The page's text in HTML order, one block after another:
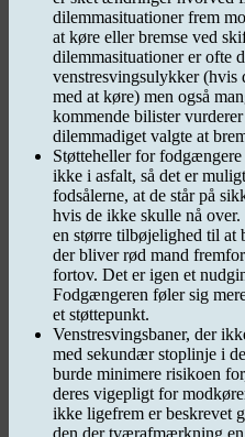
dilemmasituationer frem
at køre eller bremse ved
dilemmasituationer er ofte
venstresvingsulykker (hvis
med at køre) men også
kommende bilister
dilemmadiget valgte at
Støtteheller for
ikke i asfalt, så det er
fodsålerne, at de står på
hvis de ikke skulle nå
en større tilbøjelighed til at
der bliver rød mand
fortov. Det er igen et
Fodgængeren føler sig
et støttepunkt.
Venstresvingsbaner, der
med sekundær stoplinje i
burde minimere risikoen
deres vigepligt for
ikke ligefrem er beskrevet
den der tværafmærkning